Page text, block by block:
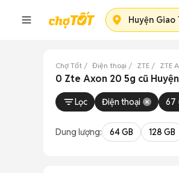
Huyện Giao
Chợ Tốt Điện thoại ZTE ZTE
0 Zte Axon 20 5g cũ
Lọc Điện thoại 67
Dung lượng: 64 GB 128 GB